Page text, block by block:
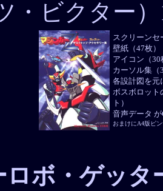
・ビクター
スクリーン
壁紙（47枚）
アイコン（30
カーソル集（
各設計図を元
ボスボロット
ト
音声データ
おまけにA4版ピ
ロボ・ゲッ